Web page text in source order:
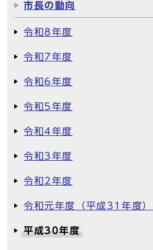
市長の動向
令和8年度
令和7年度
令和6年度
令和5年度
令和4年度
令和3年度
令和2年度
令和元年度（平成31年度）
平成30年度